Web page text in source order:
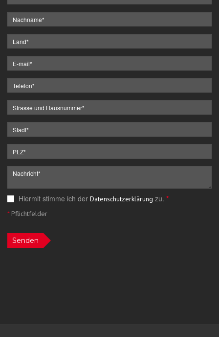
Hiermit stimme ich der Datenschutzerklärung zu. *
*Pflichtfelder
Senden